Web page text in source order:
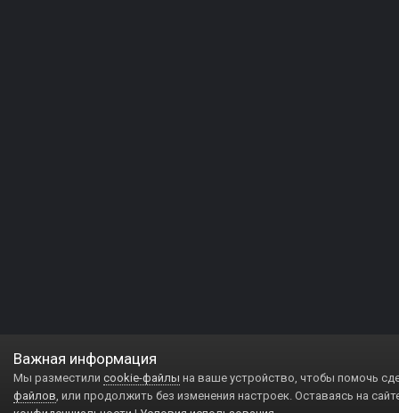
Важная информация
Мы разместили cookie-файлы на ваше устройство, чтобы помочь
файлов, или продолжить без изменения настроек. Оставаясь на